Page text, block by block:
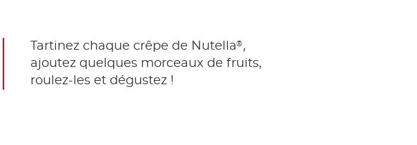
Tartinez chaque crêpe de Nutella® ,
ajoutez quelques morceaux de fruits,
roulez-les et dégustez !